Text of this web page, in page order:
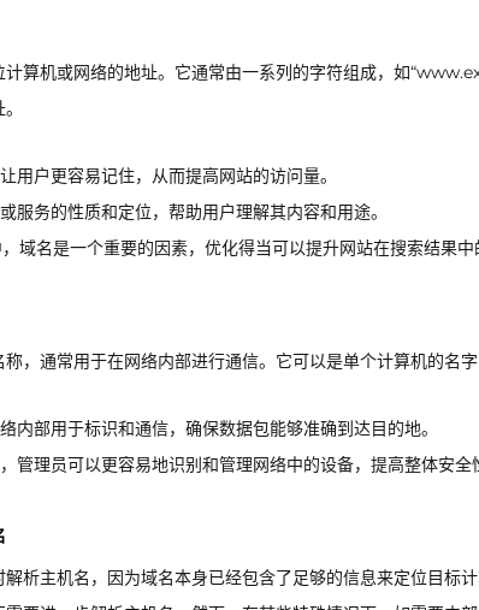
计算机或网络的地址。它通常由一系列的字符组成，如
用户更容易记住，从而提高网站的访问量。
服务的性质和定位，帮助用户理解其内容和用途。
域名是一个重要的因素，优化得当可以提升网站在搜索结果中
，通常用于在网络内部进行通信。它可以是单个计算机的名
内部用于标识和通信，确保数据包能够准确到达目的地。
管理员可以更容易地识别和管理网络中的设备，提高整体安全
析主机名，因为域名本身已经包含了足够的信息来定位目标